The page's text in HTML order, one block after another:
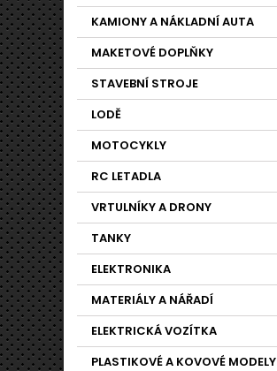
KAMIONY A NÁKLADNÍ AUTA
MAKETOVÉ DOPLŇKY
STAVEBNÍ STROJE
LODĚ
MOTOCYKLY
RC LETADLA
VRTULNÍKY A DRONY
TANKY
ELEKTRONIKA
MATERIÁLY A NÁŘADÍ
ELEKTRICKÁ VOZÍTKA
PLASTIKOVÉ A KOVOVÉ MODELY